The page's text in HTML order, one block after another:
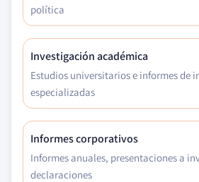
política
Investigación académica
Estudios universitarios e informes de
especializadas
Informes corporativos
Informes anuales, presentaciones a
declaraciones